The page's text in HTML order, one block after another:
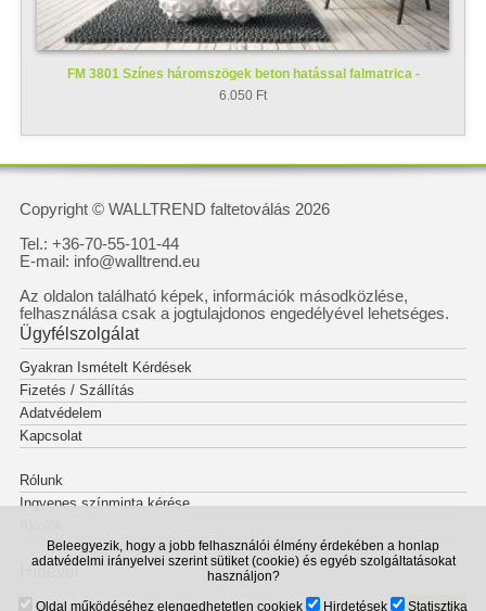
Beleegyezik, hogy a jobb felhasználói élmény érdekében a honlap
adatvédelmi irányelvei szerint sütiket (cookie) és egyéb szolgáltatásokat
használjon?
Oldal működéséhez elengedhetetlen cookiek
Hirdetések Statisztika
FM 3801 Színes háromszögek beton hatással falmatrica -
faltetoválás
6.050 Ft
Copyright © WALLTREND faltetoválás 2026
Tel.: +36-70-55-101-44
E-mail: info@walltrend.eu
Az oldalon található képek, információk másodközlése,
felhasználása csak a jogtulajdonos engedélyével lehetséges.
Ügyfélszolgálat
Gyakran Ismételt Kérdések
Fizetés / Szállítás
Adatvédelem
Kapcsolat
Rólunk
Ingyenes színminta kérése
Hírlevél